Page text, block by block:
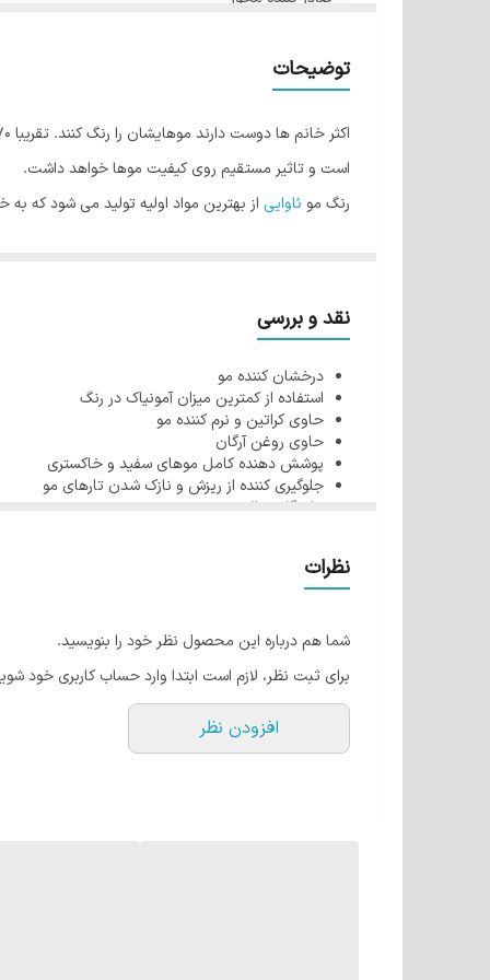
توضیحات
است و تاثیر مستقیم روی کیفیت موها خواهد داشت.
رنگ مو ئاوایی از بهترین مواد اولیه تولید می شود که
کراتین اصلی ترین بخش مو می باشد که بسیار آسیب
روغن آرگان می باشند و هنگام استفاده ازآنها نه تنها
از دیگر ویژگی های رنگ مو ئاوایی می توان به وجود
رنگ مو ئاوایی به خوبی جذب مو می شود به همین دلیل
شرکت طوبی گل در تولید رنگ مو از کراتین مرغوب و با
روغن آرگان از خشکی پوست سر جلوگیری می کند.
قابل اجرا می باشد.
کراتین مو چیست؟
حالت دهنده ها آسیب می بیند. رنگ موهای ئاوایی حاوی
روغن آرگان به طلای مایع شهرت دارد! این روغن
نقد و بررسی
درخشان کننده مو
استفاده از کمترین میزان آمونیاک در رنگ
حاوی کراتین و نرم کننده مو
حاوی روغن آرگان
پوشش دهنده کامل موهای سفید و خاکستری
جلوگیری کننده از ریزش و نازک شدن تارهای مو
ماندگاری بالا
نظرات
شما هم درباره این محصول نظر خود را بنویسید.
برای ثبت نظر، لازم است ابتدا وارد حساب کاربری خود
افزودن نظر